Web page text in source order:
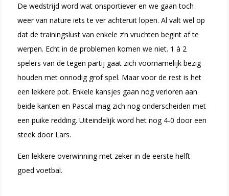
De wedstrijd word wat onsportiever en we gaan toch
weer van nature iets te ver achteruit lopen. Al valt wel op
dat de trainingslust van enkele z’n vruchten begint af te
werpen. Echt in de problemen komen we niet. 1 à 2
spelers van de tegen partij gaat zich voornamelijk bezig
houden met onnodig grof spel. Maar voor de rest is het
een lekkere pot. Enkele kansjes gaan nog verloren aan
beide kanten en Pascal mag zich nog onderscheiden met
een puike redding. Uiteindelijk word het nog 4-0 door een
steek door Lars.
Een lekkere overwinning met zeker in de eerste helft
goed voetbal.